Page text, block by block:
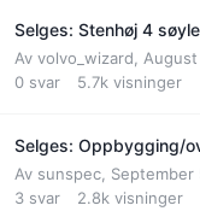
Selges: Stenhøj 4
Av volvo_wizard
0 svar 5.7k visninger
Selges: Oppbygging/
Av sunspec September
3 svar 2.8k visninger